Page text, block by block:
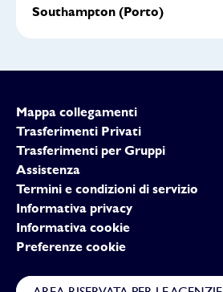
Southampton (Porto)
Mappa collegamenti
Trasferimenti Privati
Trasferimenti per Gruppi
Assistenza
Termini e condizioni di servizio
Informativa privacy
Informativa cookie
Preferenze cookie